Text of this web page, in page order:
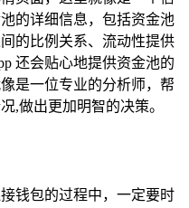
的详细信息，包括资金池
的比例关系、流动性提供
还会贴心地提供资金池的
是一位专业的分析师，帮
,做出更加明智的决策。
钱包的过程中，一定要时